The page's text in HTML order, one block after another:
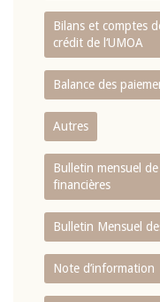
Bilans et comptes
crédit de l‘UMOA
Balance des
Autres
Bulletin mensuel
financières
Bulletin Mensuel
Note d’information